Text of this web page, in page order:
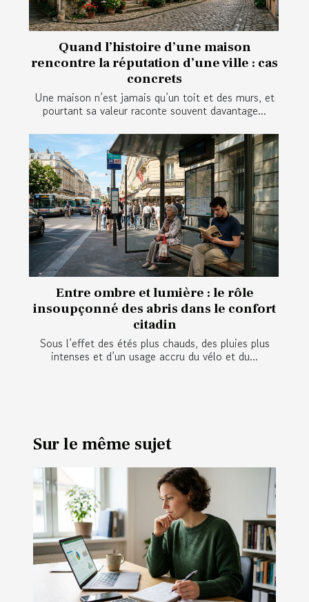
Quand l’histoire d’une maison
rencontre la réputation d’une ville : cas
concrets
Une maison n’est jamais qu’un toit et des murs, et
pourtant sa valeur raconte souvent davantage...
Entre ombre et lumière : le rôle
insoupçonné des abris dans le confort
citadin
Sous l’effet des étés plus chauds, des pluies plus
intenses et d’un usage accru du vélo et du...
Sur le même sujet